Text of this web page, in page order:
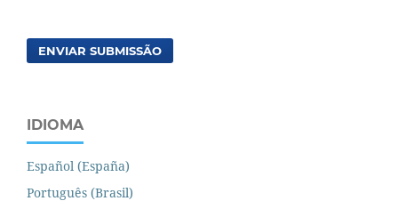
ENVIAR SUBMISSÃO
IDIOMA
Español (España)
Português (Brasil)